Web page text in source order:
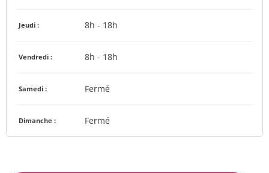
Jeudi : 8h - 18h
Vendredi : 8h - 18h
Samedi : Fermé
Dimanche : Fermé